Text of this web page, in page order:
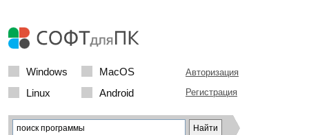
Windows
MacOS
Linux
Android
Авторизация
Регистрация